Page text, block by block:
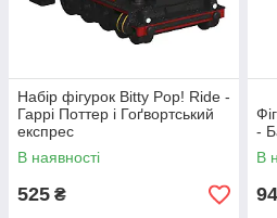
Набір фігурок Bitty Pop! Ride -
Гаррі Поттер і Гоґвортський
експрес
В наявності
525 ₴
-
В